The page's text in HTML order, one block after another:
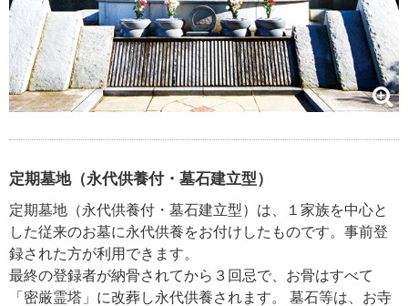
定期墓地（永代供養付・墓石建立型）
定期墓地（永代供養付・墓石建立型）は、１家族を中心と
した従来のお墓に永代供養をお付けしたものです。事前登
録された方が利用できます。
最終の登録者が納骨されてから３回忌で、お骨はすべて
「密厳霊塔」に改葬し永代供養されます。 墓石等は、お寺